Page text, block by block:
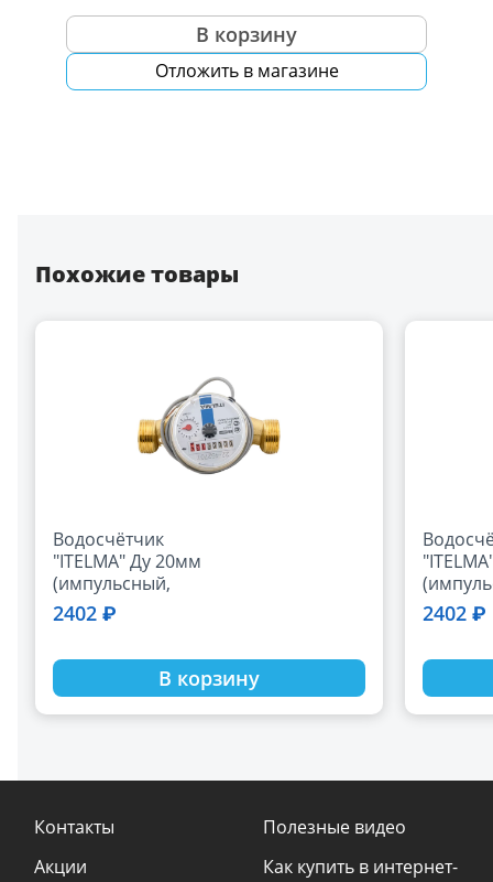
В корзину
Отложить в магазине
Похожие товары
Водосчётчик
"ITELMA" Ду 20мм
(импульсный,
холодный) (L-
130мм, Qn2.5, 10л/
2402 ₽
В корзину
Qn2.5,
2402 ₽
Контакты
Акции
Полезные видео
Как купить в интернет-